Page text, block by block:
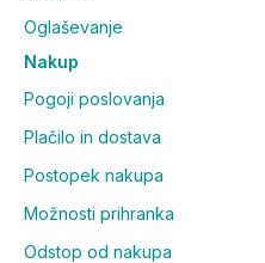
Oglaševanje
Nakup
Pogoji poslovanja
Plačilo in dostava
Postopek nakupa
Možnosti prihranka
Odstop od nakupa